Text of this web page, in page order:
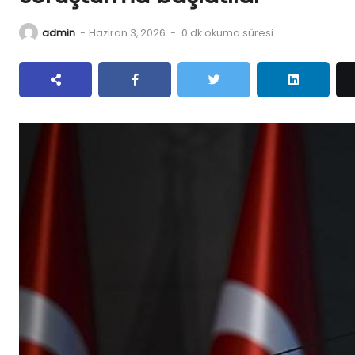
admin - Haziran 3, 2026 - 0 dk okuma süresi